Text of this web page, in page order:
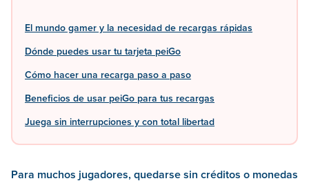
El mundo gamer y la necesidad de recargas rápidas
Dónde puedes usar tu tarjeta peiGo
Cómo hacer una recarga paso a paso
Beneficios de usar peiGo para tus recargas
Juega sin interrupciones y con total libertad
Para muchos jugadores, quedarse sin créditos o monedas